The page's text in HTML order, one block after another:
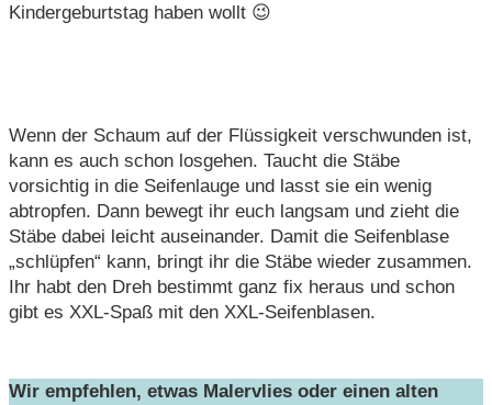
Kindergeburtstag haben wollt 😉
Wenn der Schaum auf der Flüssigkeit verschwunden ist,
kann es auch schon losgehen. Taucht die Stäbe
vorsichtig in die Seifenlauge und lasst sie ein wenig
abtropfen. Dann bewegt ihr euch langsam und zieht die
Stäbe dabei leicht auseinander. Damit die Seifenblase
„schlüpfen“ kann, bringt ihr die Stäbe wieder zusammen.
Ihr habt den Dreh bestimmt ganz fix heraus und schon
gibt es XXL-Spaß mit den XXL-Seifenblasen.
Wir empfehlen, etwas Malervlies oder einen alten